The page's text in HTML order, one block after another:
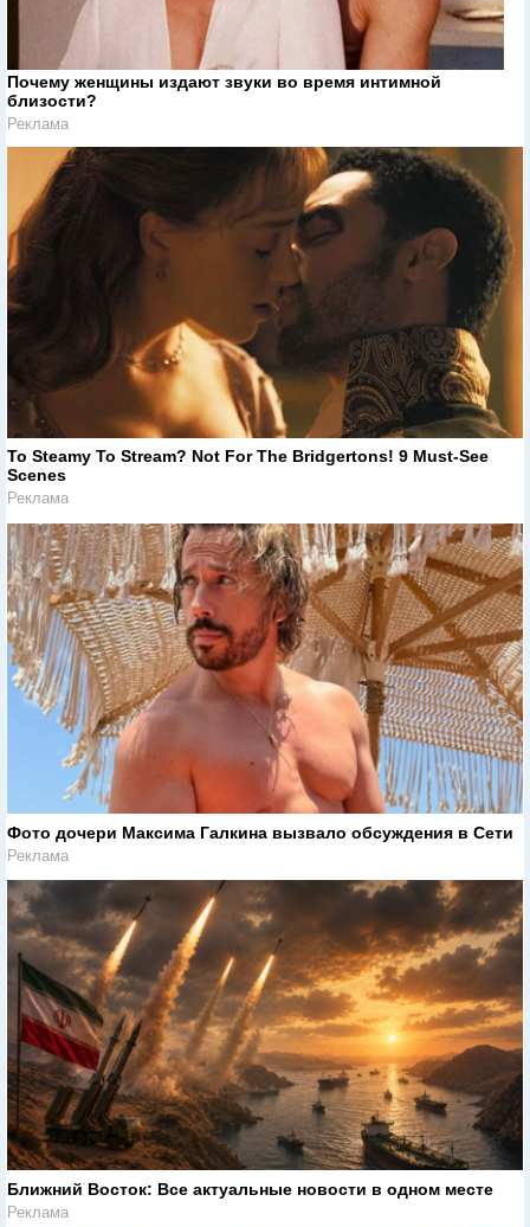
Почему женщины издают звуки во время интимной
близости?
Реклама
To Steamy To Stream? Not For The Bridgertons! 9 Must-See
Scenes
Реклама
Фото дочери Максима Галкина вызвало обсуждения в Сети
Реклама
Ближний Восток: Все актуальные новости в одном месте
Реклама